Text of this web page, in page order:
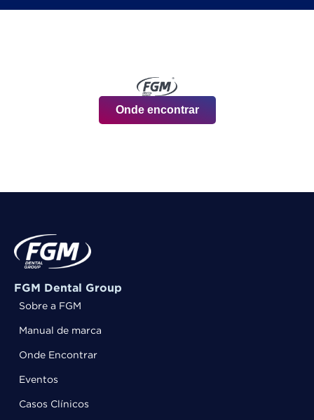
Onde encontrar
FGM Dental Group
Sobre a FGM
Manual de marca
Onde Encontrar
Eventos
Casos Clínicos